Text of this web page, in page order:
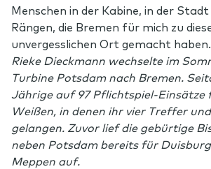
Menschen in der Kabine, in der
Rängen, die Bremen für mich zu
unvergesslichen Ort gemacht
Rieke Dieckmann wechselte im
Turbine Potsdam nach Bremen.
Jährige auf 97 Pflichtspiel-Einsätze
Weißen, in denen ihr vier Treffer
gelangen. Zuvor lief die gebürtige
neben Potsdam bereits für
Meppen auf.